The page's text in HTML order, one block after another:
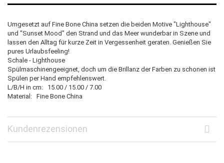
Umgesetzt auf Fine Bone China setzen die beiden Motive "Lighthouse"
und "Sunset Mood" den Strand und das Meer wunderbar in Szene und
lassen den Alltag für kurze Zeit in Vergessenheit geraten. Genießen Sie
pures Urlaubsfeeling!
Schale - Lighthouse
Spülmaschinengeeignet, doch um die Brillanz der Farben zu schonen ist
Spülen per Hand empfehlenswert.
L/B/H in cm: 15.00 / 15.00 / 7.00
Material: Fine Bone China
Kundenrezensionen